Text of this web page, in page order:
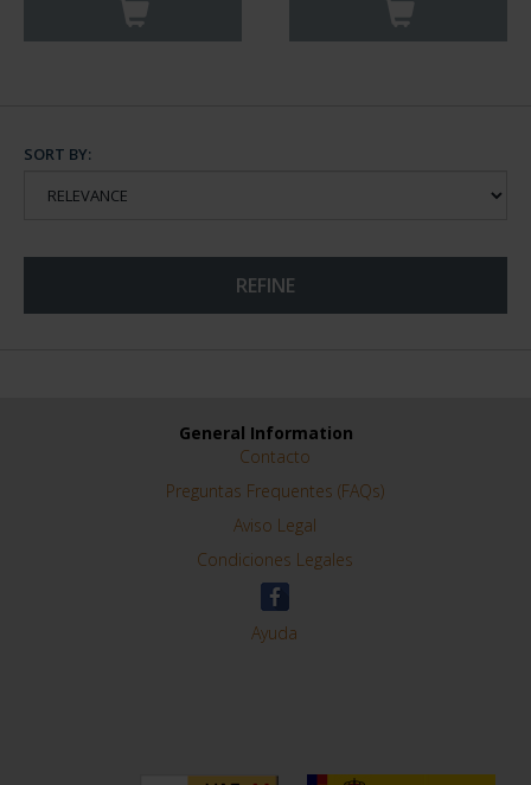
SORT BY:
REFINE
General Information
Contacto
Preguntas Frequentes (FAQs)
Aviso Legal
Condiciones Legales
Ayuda